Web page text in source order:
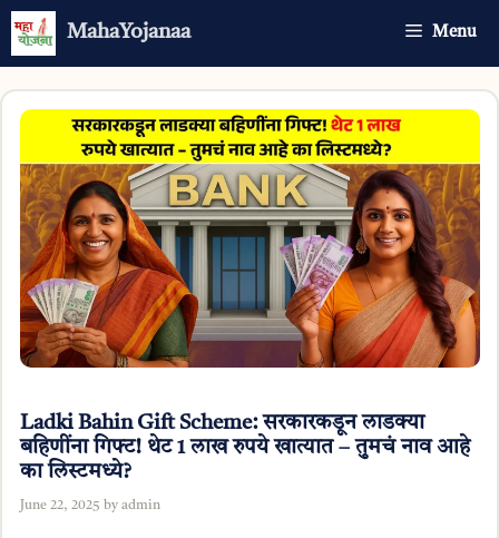
Skip
MahaYojanaa Menu
Ladki Bahin Gift Scheme: सरकारकडून लाडक्या
बहिणींना गिफ्ट! थेट 1 लाख रुपये खात्यात – तुमचं नाव आहे
का लिस्टमध्ये?
June 22, 2025 by admin